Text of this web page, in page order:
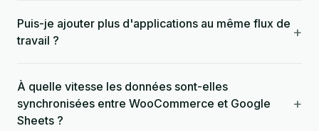
Puis-je ajouter plus d'applications au même flux de
travail ?
+
À quelle vitesse les données sont-elles
synchronisées entre WooCommerce et Google
Sheets ?
+